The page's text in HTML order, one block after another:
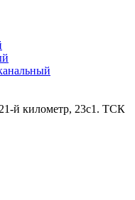
й километр, 23с1. ТСК